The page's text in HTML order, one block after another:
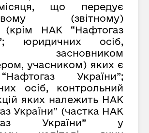
що передує
(звітному)
(крім НАК “Нафтогаз
юридичних осіб,
засновником
учасником) яких є
України”;
осіб, контрольний
яких належить НАК
України” (частка НАК
України” у